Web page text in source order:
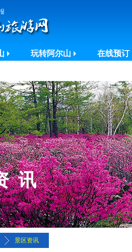
玩转阿尔山 在线预订
讯
>> 景区资讯